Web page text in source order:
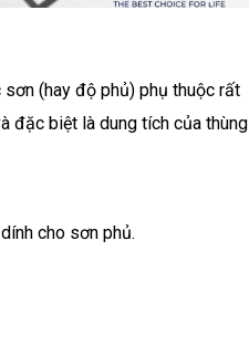
(hay độ phủ) phụ thuộc rất
đặc biệt là dung tích của thùng
cho sơn phủ.